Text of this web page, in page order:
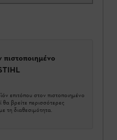
πιστοποιημένο
επιτόπου στον πιστοποιημένο
βρείτε περισσότερες
τη διαθεσιμότητα.